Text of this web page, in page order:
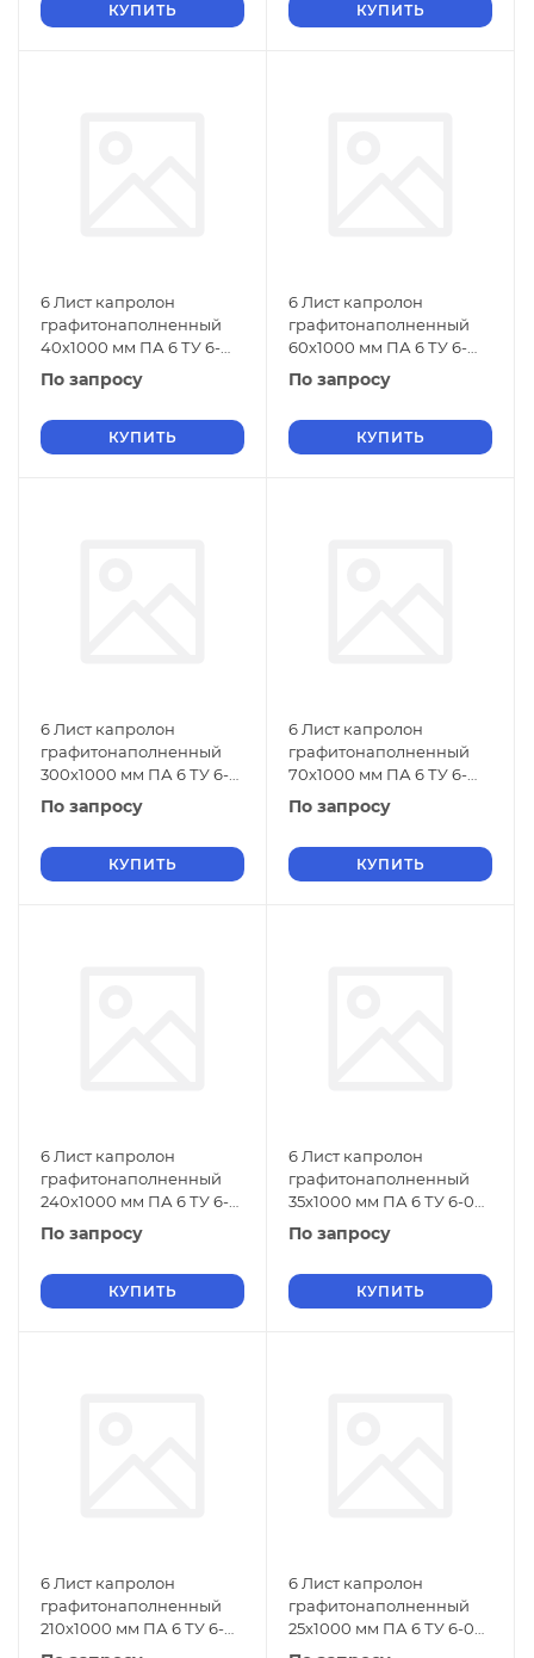
КУПИТЬ КУПИТЬ
6 Лист капролон
графитонаполненный
40х1000 мм ПА 6 ТУ 6-
06-38-89
По запросу
КУПИТЬ
6 Лист капролон
графитонаполненный
60х1000 мм ПА 6 ТУ 6-
06-38-89
По запросу
КУПИТЬ
6 Лист капролон
графитонаполненный
300х1000 мм ПА 6 ТУ 6-
06-38-89
По запросу
КУПИТЬ
6 Лист капролон
графитонаполненный
70х1000 мм ПА 6 ТУ 6-
06-38-89
По запросу
КУПИТЬ
6 Лист капролон
графитонаполненный
240х1000 мм ПА 6 ТУ 6-
06-38-89
По запросу
КУПИТЬ
6 Лист капролон
графитонаполненный
35х1000 мм ПА 6 ТУ 6-06-
38-89
По запросу
КУПИТЬ
6 Лист капролон
графитонаполненный
210х1000 мм ПА 6 ТУ 6-
06-38-89
6 Лист капролон
графитонаполненный
25х1000 мм ПА 6 ТУ 6-06-
38-89